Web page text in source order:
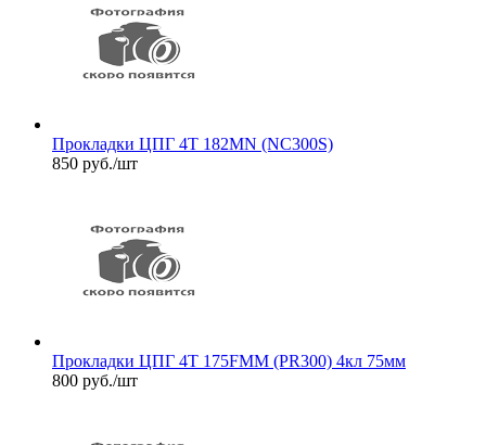
Прокладки ЦПГ 4T 182MN (NC300S)
850 руб./шт
Прокладки ЦПГ 4T 175FMM (PR300) 4кл 75мм
800 руб./шт